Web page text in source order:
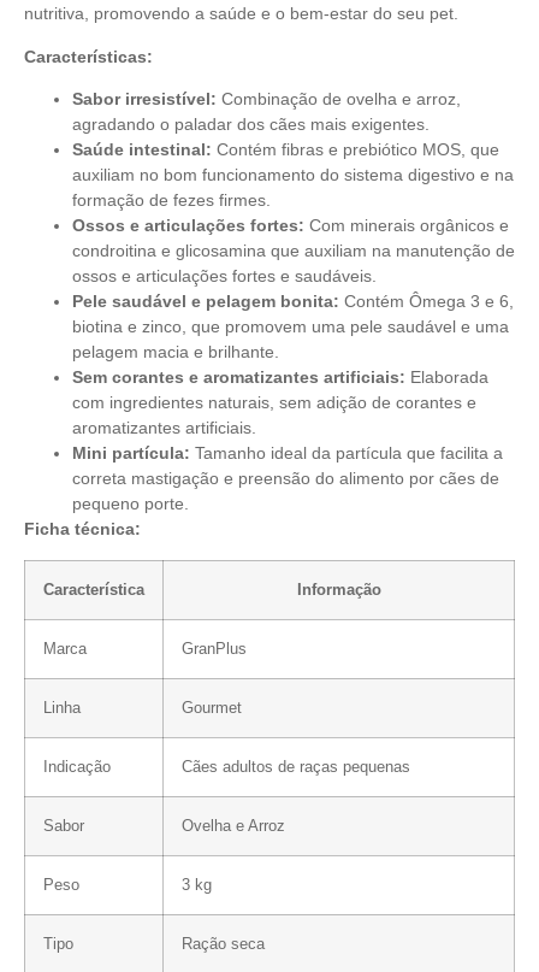
nutritiva, promovendo a saúde e o bem-estar do seu pet.
Características:
Sabor irresistível: Combinação de ovelha e arroz,
agradando o paladar dos cães mais exigentes.
Saúde intestinal: Contém fibras e prebiótico MOS, que
auxiliam no bom funcionamento do sistema digestivo e na
formação de fezes firmes.
Ossos e articulações fortes: Com minerais orgânicos e
condroitina e glicosamina que auxiliam na manutenção de
ossos e articulações fortes e saudáveis.
Pele saudável e pelagem bonita: Contém Ômega 3 e 6,
biotina e zinco, que promovem uma pele saudável e uma
pelagem macia e brilhante.
Sem corantes e aromatizantes artificiais: Elaborada
com ingredientes naturais, sem adição de corantes e
aromatizantes artificiais.
Mini partícula: Tamanho ideal da partícula que facilita a
correta mastigação e preensão do alimento por cães de
pequeno porte.
Ficha técnica:
Característica Informação
Marca GranPlus
Linha Gourmet
Indicação Cães adultos de raças pequenas
Sabor Ovelha e Arroz
Peso 3 kg
Tipo Ração seca